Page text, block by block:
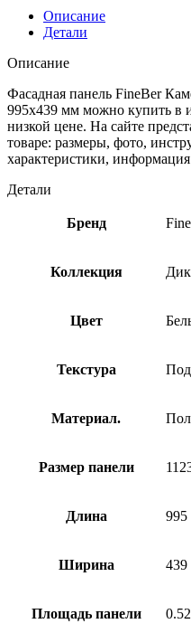
Описание
Детали
Описание
Фасадная панель FineBer
995х439 мм можно купить в
низкой цене. На сайте
товаре: размеры, фото,
характеристики,
Детали
Бренд
Коллекция
Цвет
Текстура
Материал.
Размер панели
Длина
Ширина
Площадь панели